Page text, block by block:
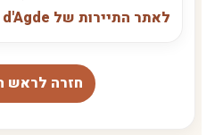
לאתר התיירות של Cap d'Agde
חזרה לראש